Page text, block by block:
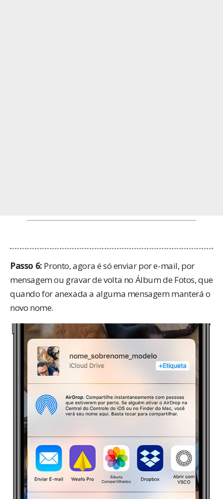
Passo 6: Pronto, agora é só enviar por e-mail, por
mensagem ou gravar de volta no Álbum de Fotos, que
quando for anexada a alguma mensagem manterá o
novo nome.